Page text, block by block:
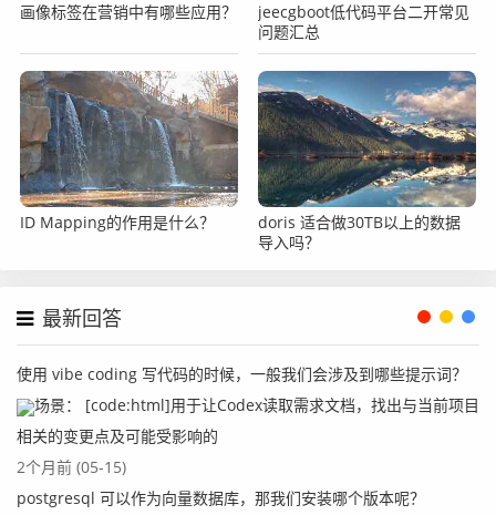
画像标签在营销中有哪些应用？
jeecgboot低代码平台二开常见
问题汇总
ID Mapping的作用是什么？
doris 适合做30TB以上的数据
导入吗？
最新回答
使用 vibe coding 写代码的时候，一般我们会涉及到哪些提示词？
场景： [code:html]用于让Codex读取需求文档，找出与当前项目
相关的变更点及可能受影响的
2个月前 (05-15)
postgresql 可以作为向量数据库，那我们安装哪个版本呢？